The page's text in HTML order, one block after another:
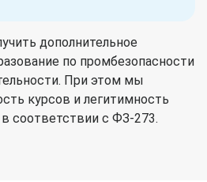
дополнительное
по промбезопасности
При этом мы
курсов и легитимность
соответствии с ФЗ-273.